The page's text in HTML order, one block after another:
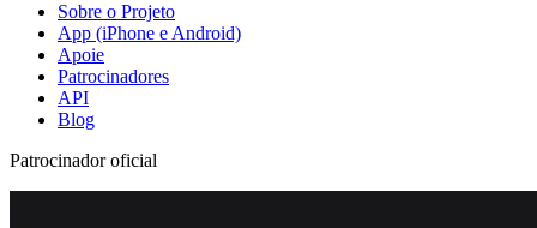
Sobre o Projeto
App (iPhone e Android)
Apoie
Patrocinadores
API
Blog
Patrocinador oficial